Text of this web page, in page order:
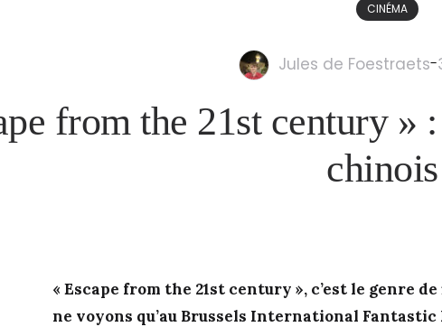
CINÉMA
Jules de Foestraets-
from the 21st century
chinois
« Escape from the 21st century », c’est le genre
ne voyons qu’au Brussels International Fantastic